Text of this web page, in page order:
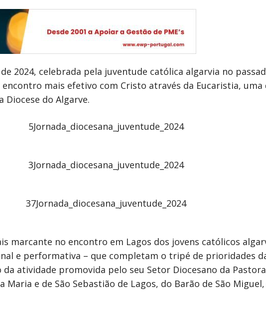
de 2024, celebrada pela juventude católica algarvia no
mais efetivo com Cristo através da Eucaristia,
do Algarve.
marcante no encontro em Lagos dos jovens católicos
e performativa – que completam o tripé de prioridades
atividade promovida pelo seu Setor Diocesano da Pastoral
e de São Sebastião de Lagos, do Barão de São